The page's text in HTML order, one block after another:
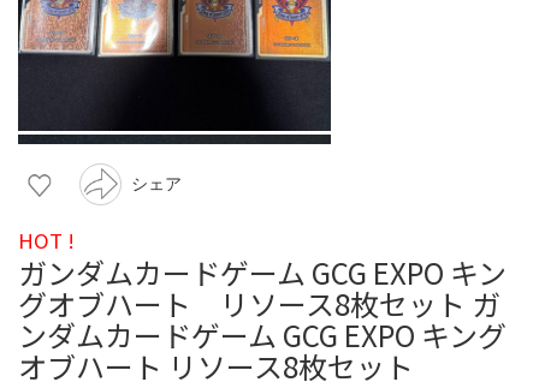
シェア
HOT !
ガンダムカードゲーム GCG EXPO キン
グオブハート リソース8枚セット ガ
ンダムカードゲーム GCG EXPO キング
オブハート リソース8枚セット